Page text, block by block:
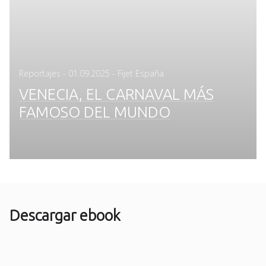
Reportajes - Posted
01.09.2025 - Fijet España
VENECIA, EL CARNAVAL MÁS
FAMOSO DEL MUNDO
Descargar ebook